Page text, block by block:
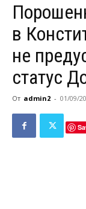
в
не
статус
От admin2 - 01/09/